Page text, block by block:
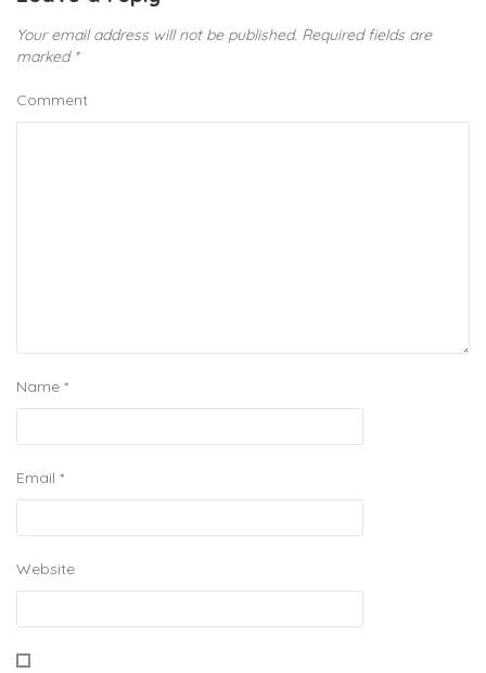
Your email address will not be published. Required fields are
marked *
Comment
Name *
Email *
Website